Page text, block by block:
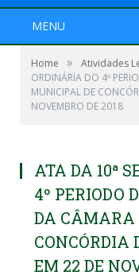
MENU
Home » Atividades
ORDINÁRIA DO 4º
MUNICIPAL DE
NOVEMBRO DE 2018
ATA DA 10ª
4º PERIODO
DA CÂMARA
CONCÓRDIA
EM 22 DE